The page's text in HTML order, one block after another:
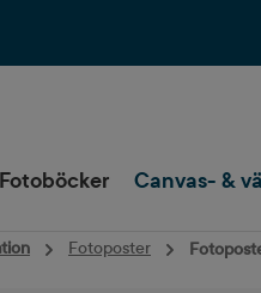
Fotoböcker Canvas- &
Fotoposter